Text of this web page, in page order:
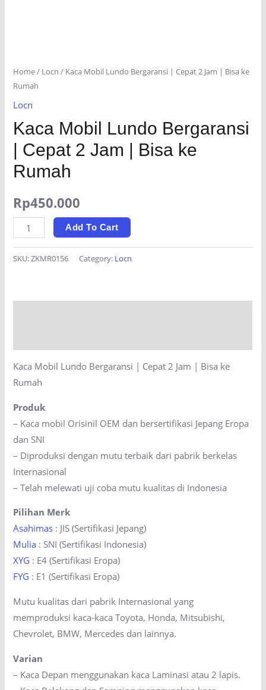
Home/ Locn / Kaca Mobil Lundo Bergaransi | Cepat 2 Jam | Bisa ke
Rumah
Locn
Kaca Mobil Lundo Bergaransi
| Cepat 2 Jam | Bisa ke
Rumah
Rp450.000
Kaca
Mobil
Lundo
|
Bisa
ke
Rumah
quantity
Add To Cart
SKU:ZKMR0156 Category: Locn
Kaca Mobil Lundo Bergaransi | Cepat 2 Jam | Bisa ke
Rumah
Produk
– Kaca mobil Orisinil OEM dan bersertifikasi Jepang Eropa
dan SNI
– Diproduksi dengan mutu terbaik dari pabrik berkelas
Internasional
– Telah melewati uji coba mutu kualitas di Indonesia
Pilihan Merk
Asahimas : JIS (Sertifikasi Jepang)
Mulia : SNI (Sertifikasi Indonesia)
XYG : E4 (Sertifikasi Eropa)
FYG : E1 (Sertifikasi Eropa)
Mutu kualitas dari pabrik Internasional yang
memproduksi kaca-kaca Toyota, Honda, Mitsubishi,
Chevrolet, BMW, Mercedes dan lainnya.
Varian
– Kaca Depan menggunakan kaca Laminasi atau 2 lapis.